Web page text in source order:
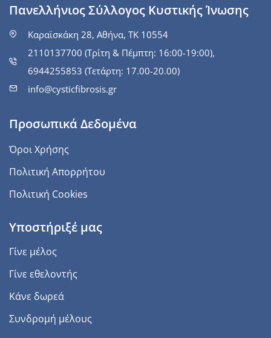
Πανελλήνιος Σύλλογος Κυστικής Ίνωσης
Καραϊσκάκη 28, Αθήνα, ΤΚ 10554
2110137700 (Τρίτη & Πέμπτη: 16:00-19:00),
6944255853 (Τετάρτη: 17.00-20.00)
info@cysticfibrosis.gr
Προσωπικά Δεδομένα
Όροι Χρήσης
Πολιτική Απορρήτου
Πολιτική Cookies
Υποστήριξέ μας
Γίνε μέλος
Γίνε εθελοντής
Κάνε δωρεά
Συνδρομή μέλους